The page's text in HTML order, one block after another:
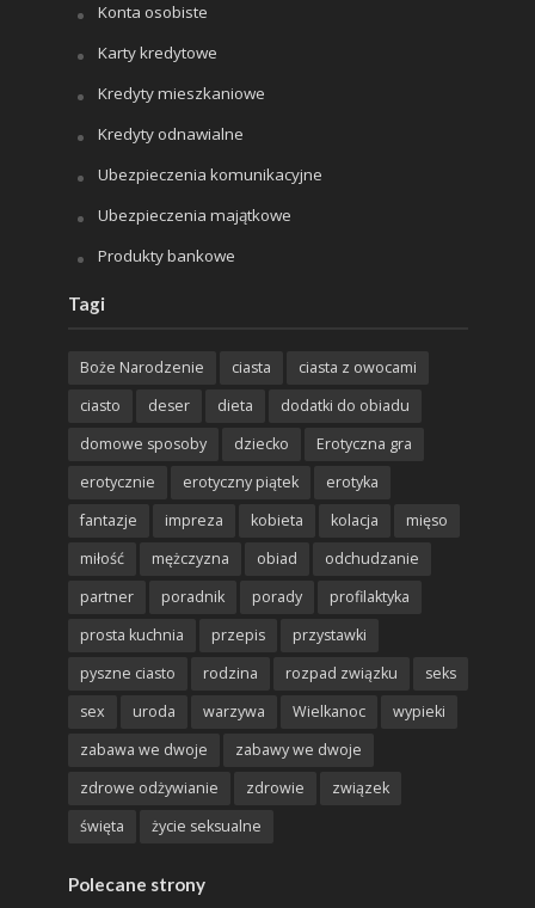
Konta osobiste
Karty kredytowe
Kredyty mieszkaniowe
Kredyty odnawialne
Ubezpieczenia komunikacyjne
Ubezpieczenia majątkowe
Produkty bankowe
Tagi
Boże Narodzenie ciasta
ciasta z owocami
ciasto
deser dieta
dodatki do obiadu
domowe sposoby
dziecko
Erotyczna gra
erotycznie
erotyczny piątek
erotyka
fantazje
impreza kobieta kolacja
mięso
miłość
mężczyzna obiad
odchudzanie
partner
poradnik porady
profilaktyka
prosta kuchnia
przepis
przystawki
pyszne ciasto
rodzina rozpad związku
seks
sex
uroda warzywa Wielkanoc
wypieki
zabawa we dwoje
zabawy we dwoje
zdrowe odżywianie
zdrowie
związek
święta
życie seksualne
Polecane strony